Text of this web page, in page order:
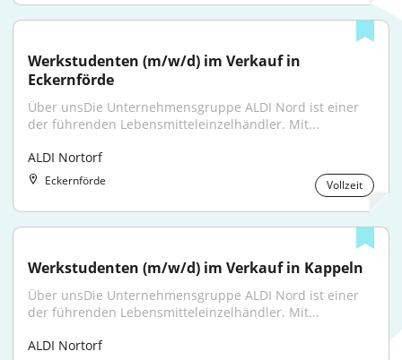
Werkstudenten (m/w/d) im Verkauf in
Eckernförde
Über unsDie Unternehmensgruppe ALDI Nord ist einer
der führenden Lebensmitteleinzelhändler. Mit...
ALDI Nortorf
Eckernförde Vollzeit
Werkstudenten (m/w/d) im Verkauf in Kappeln
Über unsDie Unternehmensgruppe ALDI Nord ist einer
der führenden Lebensmitteleinzelhändler. Mit...
ALDI Nortorf